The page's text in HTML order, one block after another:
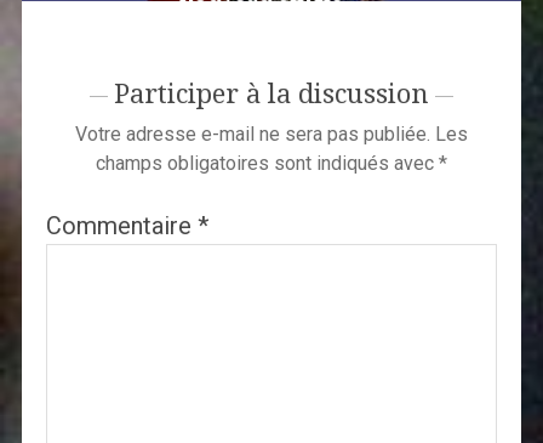
Participer à la discussion
Votre adresse e-mail ne sera pas publiée. Les
champs obligatoires sont indiqués avec *
Commentaire *